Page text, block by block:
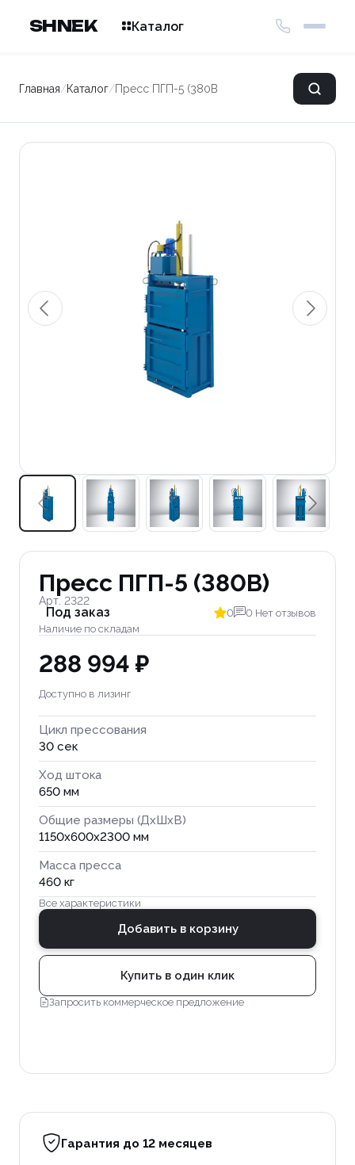
SHNEK Каталог
Главная/Каталог/Пресс ПГП-5 (380В)
Пресс ПГП-5 (380В)
Арт. 2322
Под заказ
Наличие по складам
0 0 Нет отзывов
288 994 ₽
Доступно в лизинг
Цикл прессования
30 сек
Ход штока
650 мм
Общие размеры (ДхШхВ)
1150x600x2300 мм
Масса пресса
460 кг
Все характеристики
Добавить в корзину
Купить в один клик
Запросить коммерческое предложение
Гарантия до 12 месяцев